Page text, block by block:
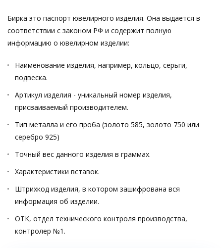
Бирка это паспорт ювелирного изделия. Она выдается в
соответствии с законом РФ и содержит полную
информацию о ювелирном изделии:
Наименование изделия, например, кольцо, серьги,
подвеска.
Артикул изделия - уникальный номер изделия,
присваиваемый производителем.
Тип металла и его проба (золото 585, золото 750 или
серебро 925)
Точный вес данного изделия в граммах.
Характеристики вставок.
Штрихкод изделия, в котором зашифрована вся
информация об изделии.
ОТК, отдел технического контроля производства,
контролер №1.